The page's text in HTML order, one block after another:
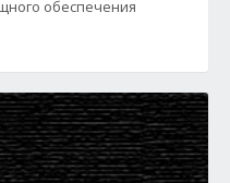
обеспечения